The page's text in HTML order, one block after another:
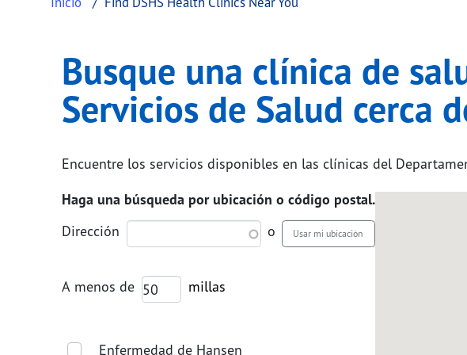
Busque una clínica de
Servicios de Salud cerca
Encuentre los servicios disponibles en las clínicas del
Haga una búsqueda por ubicación o código postal.
A menos de
Dirección o Usar mi ubicación
Enfermedad de Hansen